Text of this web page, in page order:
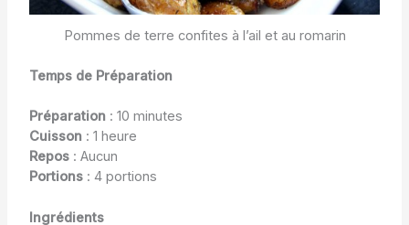
Pommes de terre confites à l’ail et au romarin
Temps de Préparation
Préparation: 10 minutes
Cuisson: 1 heure
Repos: Aucun
Portions: 4 portions
Ingrédients